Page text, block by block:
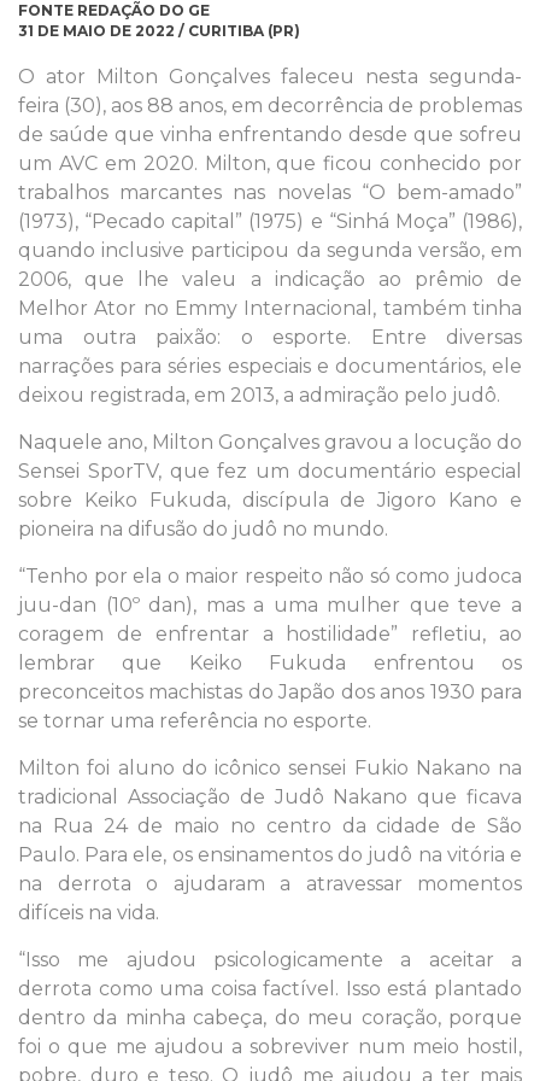
FONTE REDAÇÃO DO GE
31 DE MAIO DE 2022 / CURITIBA (PR)
O ator Milton Gonçalves faleceu nesta segunda-
feira (30), aos 88 anos, em decorrência de problemas
de saúde que vinha enfrentando desde que sofreu
um AVC em 2020. Milton, que ficou conhecido por
trabalhos marcantes nas novelas “O bem-amado”
(1973), “Pecado capital” (1975) e “Sinhá Moça” (1986),
quando inclusive participou da segunda versão, em
2006, que lhe valeu a indicação ao prêmio de
Melhor Ator no Emmy Internacional, também tinha
uma outra paixão: o esporte. Entre diversas
narrações para séries especiais e documentários, ele
deixou registrada, em 2013, a admiração pelo judô.
Naquele ano, Milton Gonçalves gravou a locução do
Sensei SporTV, que fez um documentário especial
sobre Keiko Fukuda, discípula de Jigoro Kano e
pioneira na difusão do judô no mundo.
“Tenho por ela o maior respeito não só como judoca
juu-dan (10º dan), mas a uma mulher que teve a
coragem de enfrentar a hostilidade” refletiu, ao
lembrar que Keiko Fukuda enfrentou os
preconceitos machistas do Japão dos anos 1930 para
se tornar uma referência no esporte.
Milton foi aluno do icônico sensei Fukio Nakano na
tradicional Associação de Judô Nakano que ficava
na Rua 24 de maio no centro da cidade de São
Paulo. Para ele, os ensinamentos do judô na vitória e
na derrota o ajudaram a atravessar momentos
difíceis na vida.
“Isso me ajudou psicologicamente a aceitar a
derrota como uma coisa factível. Isso está plantado
dentro da minha cabeça, do meu coração, porque
foi o que me ajudou a sobreviver num meio hostil,
pobre, duro e teso. O judô me ajudou a ter mais